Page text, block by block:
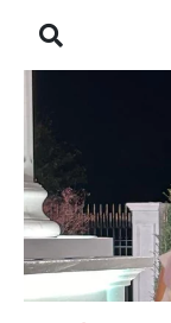
ZADRUGA
SHOWBIZ